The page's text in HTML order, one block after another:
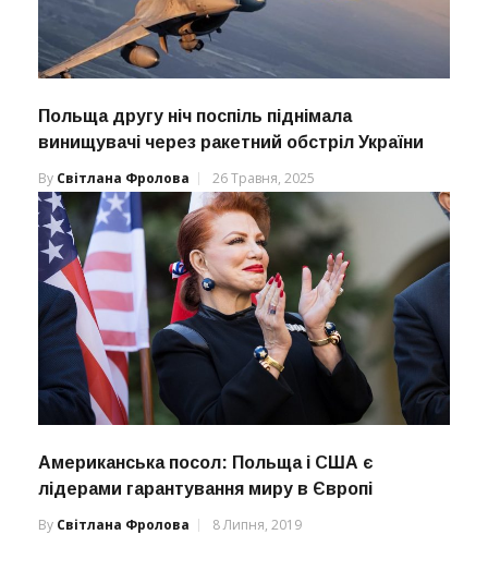
Польща другу ніч поспіль піднімала
винищувачі через ракетний обстріл України
By Світлана Фролова 26 Травня, 2025
Американська посол: Польща і США є
лідерами гарантування миру в Європі
By Світлана Фролова 8 Липня, 2019